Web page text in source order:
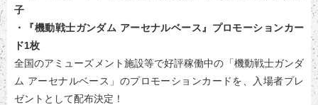
子
・『機動戦士ガンダム アーセナルベース』プロモーションカー
ド1枚
全国のアミューズメント施設等で好評稼働中の「機動戦士ガンダ
ム アーセナルベース」のプロモーションカードを、入場者プレ
ゼントとして配布決定！